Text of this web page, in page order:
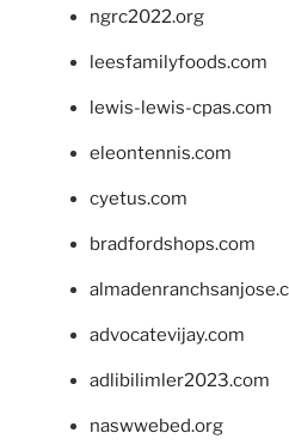
ngrc2022.org
leesfamilyfoods.com
lewis-lewis-cpas.com
eleontennis.com
cyetus.com
bradfordshops.com
advocatevijay.com
adlibilimler2023.com
naswwebed.org